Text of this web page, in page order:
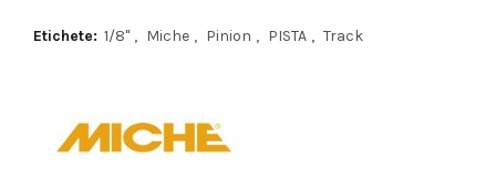
Etichete: 1/8" , Miche , Pinion , PISTA , Track